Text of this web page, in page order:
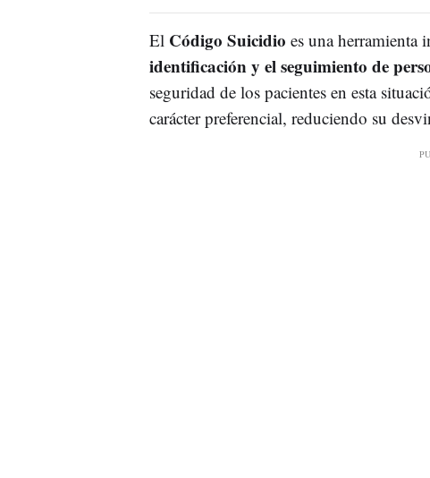
El Código Suicidio es una herramienta
identificación y el seguimiento de
seguridad de los pacientes en esta
carácter preferencial, reduciendo su